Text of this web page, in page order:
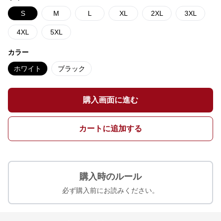
S M L XL 2XL 3XL
4XL 5XL
カラー
ホワイト ブラック
購入画面に進む
カートに追加する
購入時のルール
必ず購入前にお読みください。